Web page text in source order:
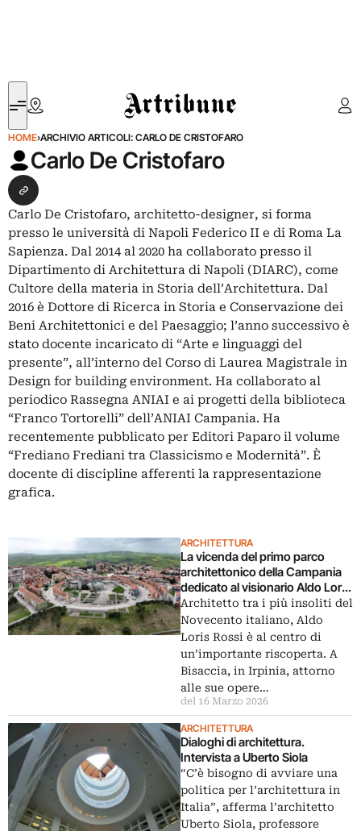
Artribune
HOME›ARCHIVIO ARTICOLI: CARLO DE CRISTOFARO
Carlo De Cristofaro
Seguimi su Website
Carlo De Cristofaro, architetto-designer, si forma
presso le università di Napoli Federico II e di Roma La
Sapienza. Dal 2014 al 2020 ha collaborato presso il
Dipartimento di Architettura di Napoli (DIARC), come
Cultore della materia in Storia dell’Architettura. Dal
2016 è Dottore di Ricerca in Storia e Conservazione dei
Beni Architettonici e del Paesaggio; l’anno successivo è
stato docente incaricato di “Arte e linguaggi del
presente”, all’interno del Corso di Laurea Magistrale in
Design for building environment. Ha collaborato al
periodico Rassegna ANIAI e ai progetti della biblioteca
“Franco Tortorelli” dell’ANIAI Campania. Ha
recentemente pubblicato per Editori Paparo il volume
“Frediano Frediani tra Classicismo e Modernità”. È
docente di discipline afferenti la rappresentazione
grafica.
ARCHITETTURA
La vicenda del primo parco
architettonico della Campania
dedicato al visionario Aldo Loris
Rossi (burocrazia permettendo)
Architetto tra i più insoliti del
Novecento italiano, Aldo
Loris Rossi è al centro di
un’importante riscoperta. A
Bisaccia, in Irpinia, attorno
alle sue opere…
del 16 Marzo 2026
ARCHITETTURA
Dialoghi di architettura.
Intervista a Uberto Siola
“C’è bisogno di avviare una
politica per l’architettura in
Italia”, afferma l’architetto
Uberto Siola, professore